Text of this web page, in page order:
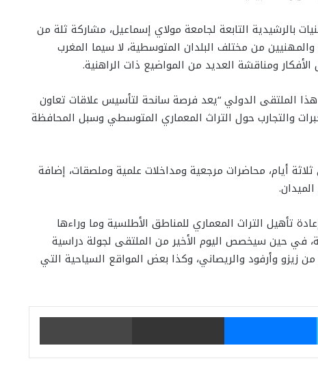
بالرشيدية التابعة لجامعة مولاي إسماعيل، مشاركة ثلة من
والمهنيين من مختلف البلدان المتوسطية، لا سيما المغرب
الأفكار ومناقشة العديد من المواضيع ذات الراهنية.
الملتقى الدولي “يعد فرصة سانحة لتأسيس علاقات تعاون
والتجارب حول التراث المعماري المتوسطي وسبل المحافظة
أيام، محاضرات مرجعية ومداخلات علمية وملصقات، إضافة
تأهيل التراث المعماري للمناطق الأطلسية وما وراءها
في حين سيخصص اليوم الأخير من الملتقى لجولة دراسية
وأرفود والريصاني، وكذا بعض المواقع السياحية التي
تويتر ماسنجر مشاركة عبر البريد